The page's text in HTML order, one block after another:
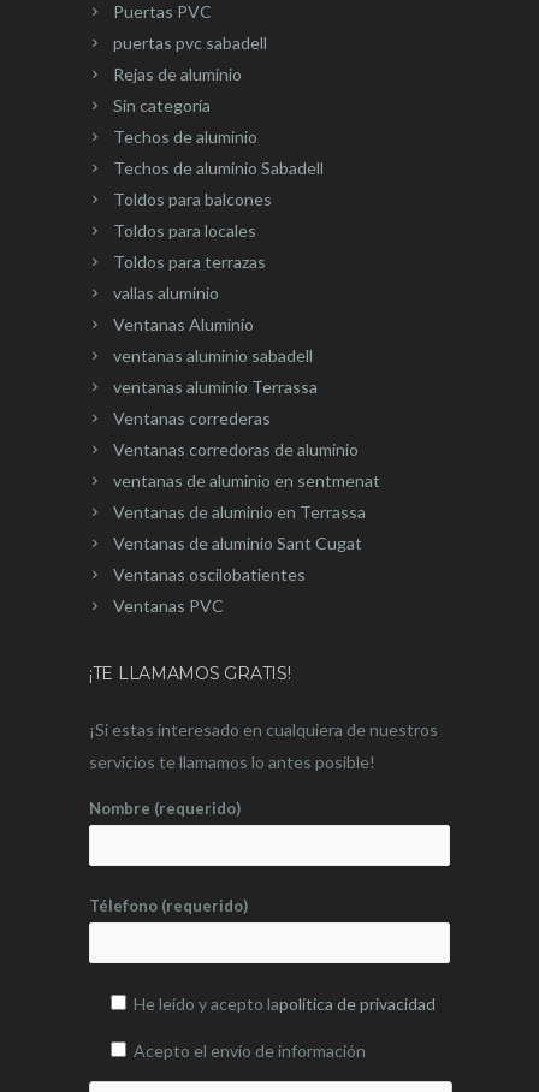
Puertas PVC
puertas pvc sabadell
Rejas de aluminio
Sin categoría
Techos de aluminio
Techos de aluminio Sabadell
Toldos para balcones
Toldos para locales
Toldos para terrazas
vallas aluminio
Ventanas Aluminio
ventanas aluminio sabadell
ventanas aluminio Terrassa
Ventanas correderas
Ventanas corredoras de aluminio
ventanas de aluminio en sentmenat
Ventanas de aluminio en Terrassa
Ventanas de aluminio Sant Cugat
Ventanas oscilobatientes
Ventanas PVC
¡TE LLAMAMOS GRATIS!
¡Si estas interesado en cualquiera de nuestros
servicios te llamamos lo antes posible!
Nombre (requerido)
Télefono (requerido)
He leído y acepto lapolítica de privacidad
Acepto el envío de información